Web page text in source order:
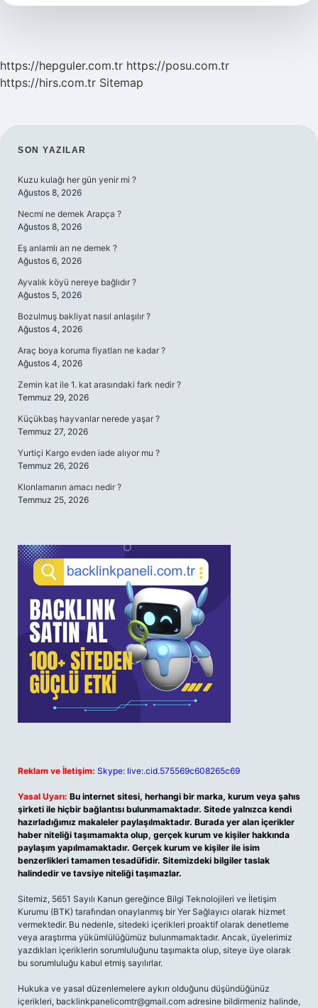
Enerji
https://hepguler.com.tr https://posu.com.tr
https://hirs.com.tr Sitemap
SIDEBAR
SON YAZILAR
Kuzu kulağı her gün yenir mi ?
Ağustos 8, 2026
Necmi ne demek Arapça ?
Ağustos 8, 2026
Eş anlamlı arı ne demek ?
Ağustos 6, 2026
Ayvalık köyü nereye bağlıdır ?
Ağustos 5, 2026
Bozulmuş bakliyat nasıl anlaşılır ?
Ağustos 4, 2026
Araç boya koruma fiyatları ne kadar ?
Ağustos 4, 2026
Zemin kat ile 1. kat arasındaki fark nedir ?
Temmuz 29, 2026
Küçükbaş hayvanlar nerede yaşar ?
Temmuz 27, 2026
Yurtiçi Kargo evden iade alıyor mu ?
Temmuz 26, 2026
Klonlamanın amacı nedir ?
Temmuz 25, 2026
Reklam ve İletişim: Skype: live:.cid.575569c608265c69
Yasal Uyarı: Bu internet sitesi, herhangi bir marka, kurum veya şahıs
şirketi ile hiçbir bağlantısı bulunmamaktadır. Sitede yalnızca kendi
hazırladığımız makaleler paylaşılmaktadır. Burada yer alan içerikler
haber niteliği taşımamakta olup, gerçek kurum ve kişiler hakkında
paylaşım yapılmamaktadır. Gerçek kurum ve kişiler ile isim
benzerlikleri tamamen tesadüfidir. Sitemizdeki bilgiler taslak
halindedir ve tavsiye niteliği taşımazlar.
Sitemiz, 5651 Sayılı Kanun gereğince Bilgi Teknolojileri ve İletişim
Kurumu (BTK) tarafından onaylanmış bir Yer Sağlayıcı olarak hizmet
vermektedir. Bu nedenle, sitedeki içerikleri proaktif olarak denetleme
veya araştırma yükümlülüğümüz bulunmamaktadır. Ancak, üyelerimiz
yazdıkları içeriklerin sorumluluğunu taşımakta olup, siteye üye olarak
bu sorumluluğu kabul etmiş sayılırlar.
Hukuka ve yasal düzenlemelere aykırı olduğunu düşündüğünüz
içerikleri, backlinkpanelicomtr@gmail.com adresine bildirmeniz halinde,